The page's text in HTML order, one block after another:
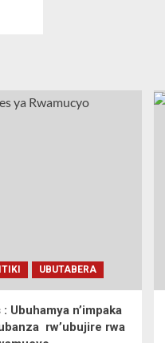
UBUTABERA
: Ubuhamya n’impaka
rw’ubujire rwa